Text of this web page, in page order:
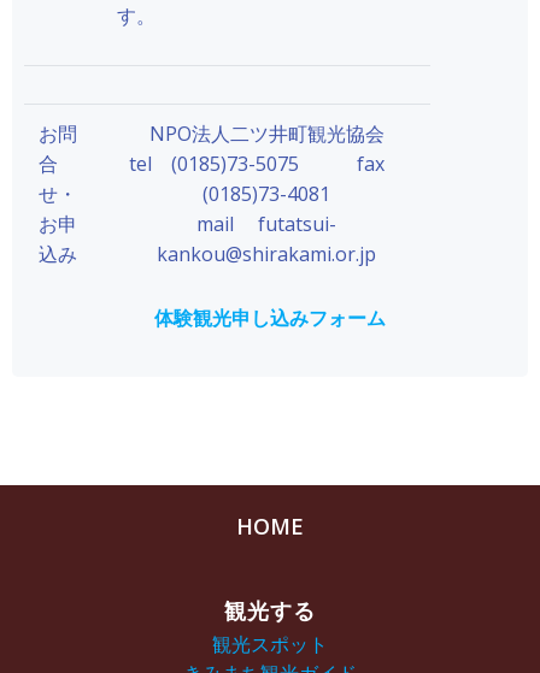
す。
お問
合
せ・
お申
込み
NPO法人二ツ井町観光協会
tel (0185)73-5075 fax
(0185)73-4081
mail futatsui-
kankou@shirakami.or.jp
体験観光申し込みフォーム
HOME
観光する
観光スポット